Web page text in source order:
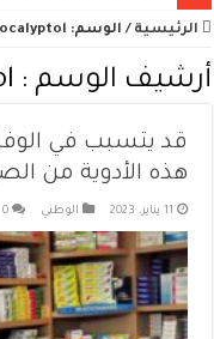
الرئيسية / الوسم:
أرشيف الوسم :
قد يتسبب في
هذه الأدوية من
11 يناير، 2023 الوطني 0